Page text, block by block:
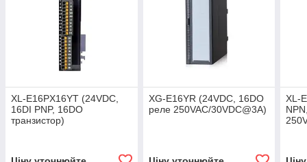
XL-E16PX16YT (24VDC,
16DI PNP, 16DO
транзистор)
XG-E16YR (24VDC, 16DO
реле 250VAC/30VDC@3A)
XL-